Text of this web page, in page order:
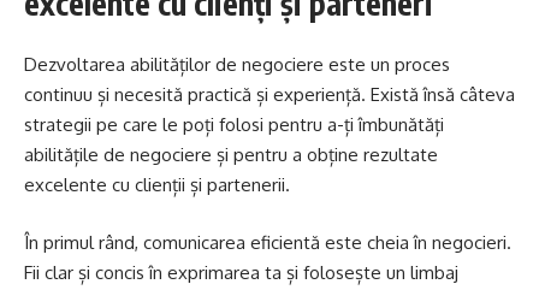
Dezvoltarea abilităților de negociere este un proces
continuu și necesită practică și experiență. Există însă câteva
strategii pe care le poți folosi pentru a-ți îmbunătăți
abilitățile de negociere și pentru a obține rezultate
excelente cu clienții și partenerii.
În primul rând, comunicarea eficientă este cheia în negocieri.
Fii clar și concis în exprimarea ta și folosește un limbaj